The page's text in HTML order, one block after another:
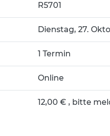
R5701
Dienstag, 27.
1 Termin
Online
12,00 € , bitte